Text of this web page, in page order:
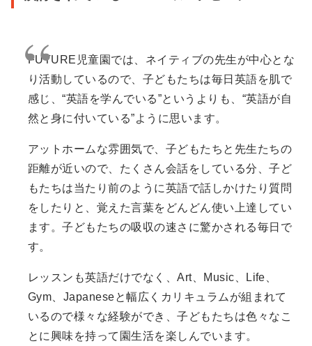
FUTURE児童園では、ネイティブの先生が中心とな
り活動しているので、子どもたちは毎日英語を肌で
感じ、“英語を学んでいる”というよりも、“英語が自
然と身に付いている”ように思います。
アットホームな雰囲気で、子どもたちと先生たちの
距離が近いので、たくさん会話をしている分、子ど
もたちは当たり前のように英語で話しかけたり質問
をしたりと、覚えた言葉をどんどん使い上達してい
ます。子どもたちの吸収の速さに驚かされる毎日で
す。
レッスンも英語だけでなく、Art、Music、Life、
Gym、Japaneseと幅広くカリキュラムが組まれて
いるので様々な経験ができ、子どもたちは色々なこ
とに興味を持って園生活を楽しんでいます。